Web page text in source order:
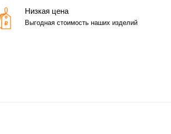
Низкая цена
Выгодная стоимость наших изделий